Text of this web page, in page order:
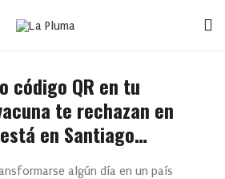
código QR en tu
te rechazan en
en Santiago…
algún día en un país